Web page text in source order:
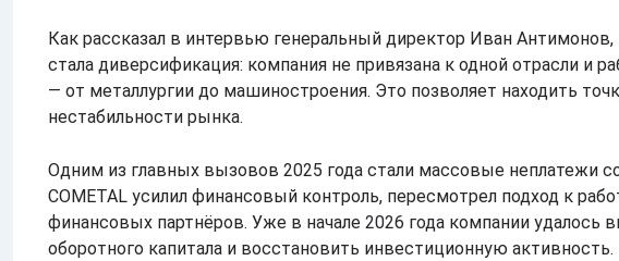
Как рассказал в интервью генеральный директор Иван
стала диверсификация: компания не привязана к одной отрасли и
— от металлургии до машиностроения. Это позволяет находить
нестабильности рынка.
Одним из главных вызовов 2025 года стали массовые неплатежи
COMETAL усилил финансовый контроль, пересмотрел подход к
финансовых партнёров. Уже в начале 2026 года компании удалось
оборотного капитала и восстановить инвестиционную активность.